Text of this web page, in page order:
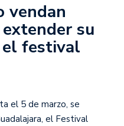
vendan
su
festival
el 5 de marzo, se
el Festival